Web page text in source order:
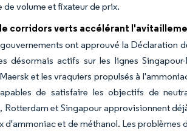
de volume et fixateur de prix.
corridors verts accélérant
ont approuvé la Déclaration
désormais actifs sur les lignes
et les vraquiers propulsés à
de satisfaire les objectifs de
Rotterdam et Singapour approvisionnent
d'ammoniac et de méthanol. Les